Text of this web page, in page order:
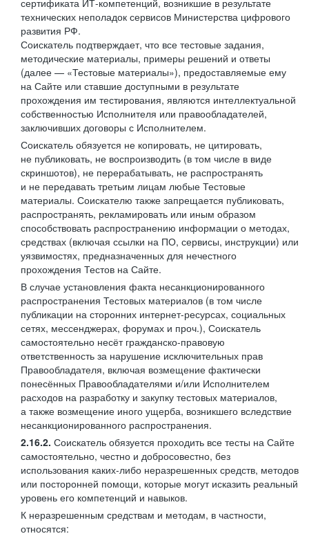
сертификата ИТ-компетенций, возникшие в результате
технических неполадок сервисов Министерства цифрового
развития РФ.
Соискатель подтверждает, что все тестовые задания,
методические материалы, примеры решений и ответы
(далее — «Тестовые материалы»), предоставляемые ему
на Сайте или ставшие доступными в результате
прохождения им тестирования, являются интеллектуальной
собственностью Исполнителя или правообладателей,
заключивших договоры с Исполнителем.
Соискатель обязуется не копировать, не цитировать,
не публиковать, не воспроизводить (в том числе в виде
скриншотов), не перерабатывать, не распространять
и не передавать третьим лицам любые Тестовые
материалы. Соискателю также запрещается публиковать,
распространять, рекламировать или иным образом
способствовать распространению информации о методах,
средствах (включая ссылки на ПО, сервисы, инструкции) или
уязвимостях, предназначенных для нечестного
прохождения Тестов на Сайте.
В случае установления факта несанкционированного
распространения Тестовых материалов (в том числе
публикации на сторонних интернет-ресурсах, социальных
сетях, мессенджерах, форумах и проч.), Соискатель
самостоятельно несёт гражданско-правовую
ответственность за нарушение исключительных прав
Правообладателя, включая возмещение фактически
понесённых Правообладателями и/или Исполнителем
расходов на разработку и закупку тестовых материалов,
а также возмещение иного ущерба, возникшего вследствие
несанкционированного распространения.
2.16.2. Соискатель обязуется проходить все тесты на Сайте
самостоятельно, честно и добросовестно, без
использования каких-либо неразрешенных средств, методов
или посторонней помощи, которые могут исказить реальный
уровень его компетенций и навыков.
К неразрешенным средствам и методам, в частности,
относятся: